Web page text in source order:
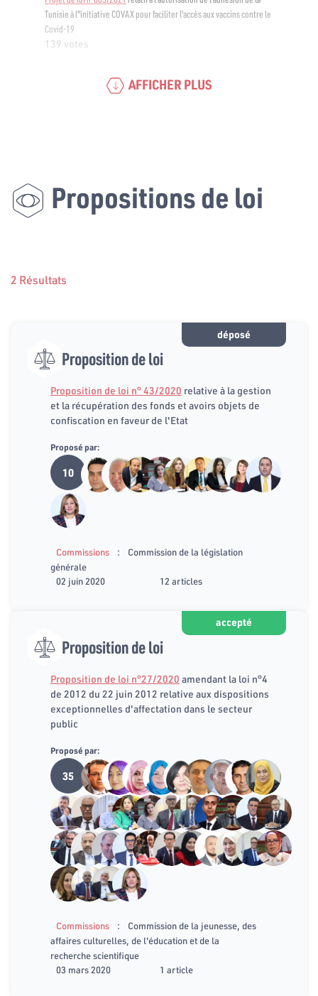
Tunisie à l"initiative COVAX pour faciliter l'accès aux vaccins contre le
Covid-19
139 votes
AFFICHER PLUS
Propositions de loi
2 Résultats
déposé
Proposition de loi
Proposition de loi n° 43/2020 relative à la gestion
et la récupération des fonds et avoirs objets de
confiscation en faveur de l'Etat
Proposé par:
10
Commissions :
Commission de la législation
générale
02 juin 2020
12 articles
accepté
Proposition de loi
Proposition de loi n°27/2020 amendant la loi n°4
de 2012 du 22 juin 2012 relative aux dispositions
exceptionnelles d'affectation dans le secteur
public
Proposé par:
35
Commissions :
Commission de la jeunesse, des
affaires culturelles, de l'éducation et de la
recherche scientifique
03 mars 2020
1 article